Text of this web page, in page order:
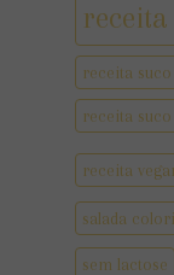
receita
receita
receita
salada
sem lactose